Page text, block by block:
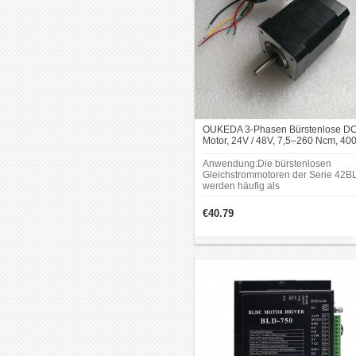
OUKEDA 3-Phasen Bürstenlose
Motor, 24V / 48V, 7,5–260 Ncm,
Anwendung:Die bürstenlosen
Gleichstrommotoren der Serie
werden häufig als
Automatisierungsgeräte,
Geräte, Elektrofahrzeuge und
€40.79